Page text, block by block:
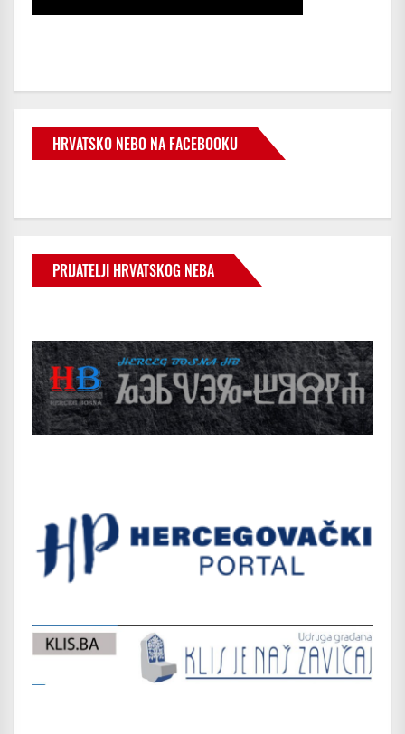
HRVATSKO NEBO NA FACEBOOKU
PRIJATELJI HRVATSKOG NEBA